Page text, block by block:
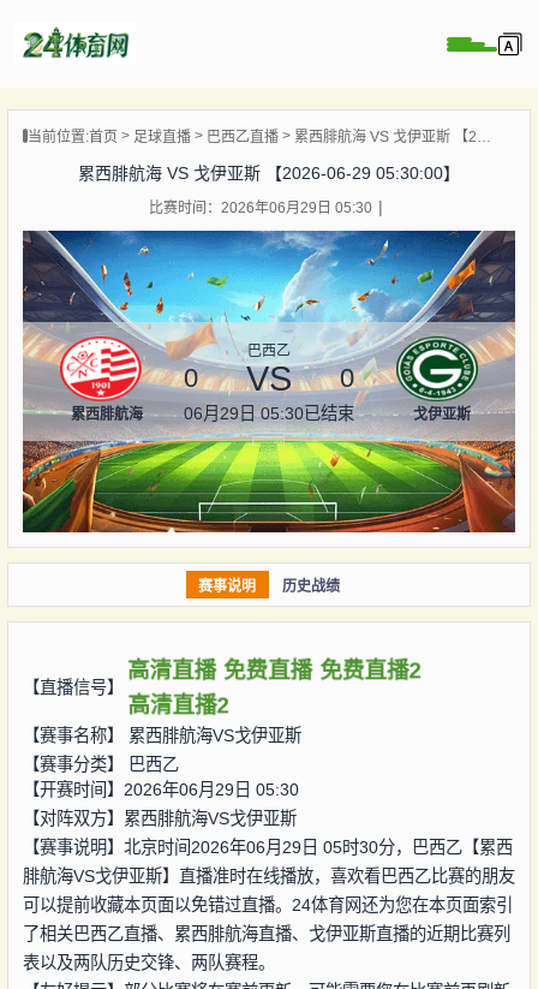
播
播
播
当前位置:首页 足球直播 巴西乙直播 累西腓航海 VS 戈伊亚斯 【2026-06-29 05:30:00】
累西腓航海 VS 戈伊亚斯 【2026-06-29 05:30:00】
比赛时间：2026年06月29日 05:30
累西腓航海
巴西乙
0 VS 0
06月29日 05:30已结束 戈伊亚斯
赛事说明 历史战绩
【直播信号】
高清直播 免费直播 免费直播2
高清直播2
【赛事名称】 累西腓航海VS戈伊亚斯
【赛事分类】
巴西乙
【开赛时间】2026年06月29日 05:30
【对阵双方】 累西腓航海VS戈伊亚斯
【赛事说明】北京时间2026年06月29日 05时30分，巴西乙【累西
腓航海VS戈伊亚斯】直播准时在线播放，喜欢看巴西乙比赛的朋友
可以提前收藏本页面以免错过直播。24体育网还为您在本页面索引
了相关巴西乙直播、累西腓航海直播、戈伊亚斯直播的近期比赛列
表以及两队历史交锋、两队赛程。